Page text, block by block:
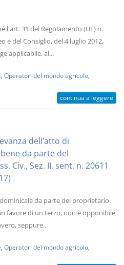
l'art. 31 del Regolamento (UE) n.
e del Consiglio, del 4 luglio 2012,
applicabile, al...
Operatori del mondo agricolo
continua a leggere
dell’atto di
da parte del
Civ., Sez. II, sent. n. 20611
da parte del proprietario
favore di un terzo, non è opponibile
seppure...
Operatori del mondo agricolo